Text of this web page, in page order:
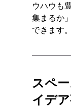
ウハウも
集まるか
できます。
スペ
イデ